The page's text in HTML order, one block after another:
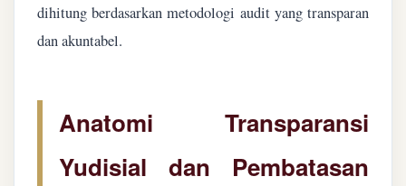
dihitung berdasarkan metodologi audit yang transparan
dan akuntabel.
Anatomi Transparansi
Yudisial dan Pembatasan